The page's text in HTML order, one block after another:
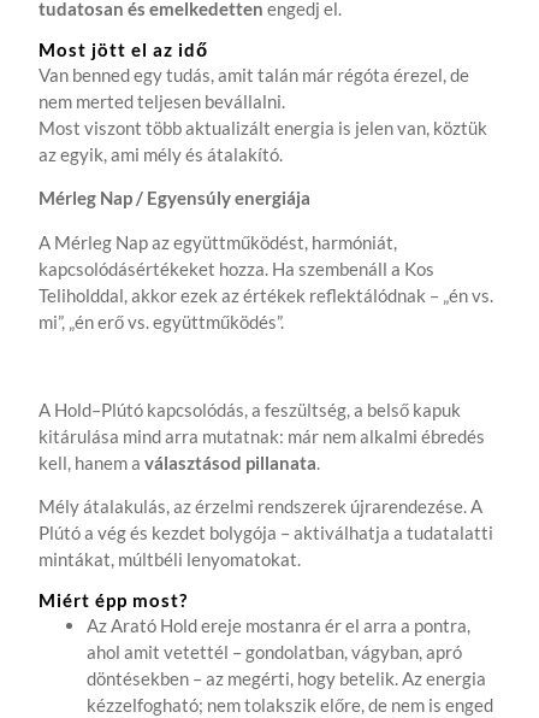
tudatosan és emelkedetten engedj el.
Most jött el az idő
Van benned egy tudás, amit talán már régóta érezel, de
nem merted teljesen bevállalni.
Most viszont több aktualizált energia is jelen van, köztük
az egyik, ami mély és átalakító.
Mérleg Nap / Egyensúly energiája
A Mérleg Nap az együttműködést, harmóniát,
kapcsolódásértékeket hozza. Ha szembenáll a Kos
Teliholddal, akkor ezek az értékek reflektálódnak – „én vs.
mi”, „én erő vs. együttműködés”.
A Hold–Plútó kapcsolódás, a feszültség, a belső kapuk
kitárulása mind arra mutatnak: már nem alkalmi ébredés
kell, hanem aválasztásod pillanata.
Mély átalakulás, az érzelmi rendszerek újrarendezése. A
Plútó a vég és kezdet bolygója – aktiválhatja a tudatalatti
mintákat, múltbéli lenyomatokat.
Miért épp most?
Az Arató Hold ereje mostanra ér el arra a pontra,
ahol amit vetettél – gondolatban, vágyban, apró
döntésekben – az megérti, hogy betelik. Az energia
kézzelfogható; nem tolakszik előre, de nem is enged